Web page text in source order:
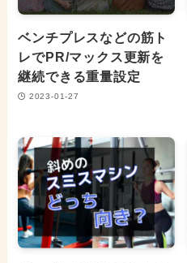
ベンチプレスなどの筋ト
レでPR/マックス更新を
継続できる重量設定
2023-01-27